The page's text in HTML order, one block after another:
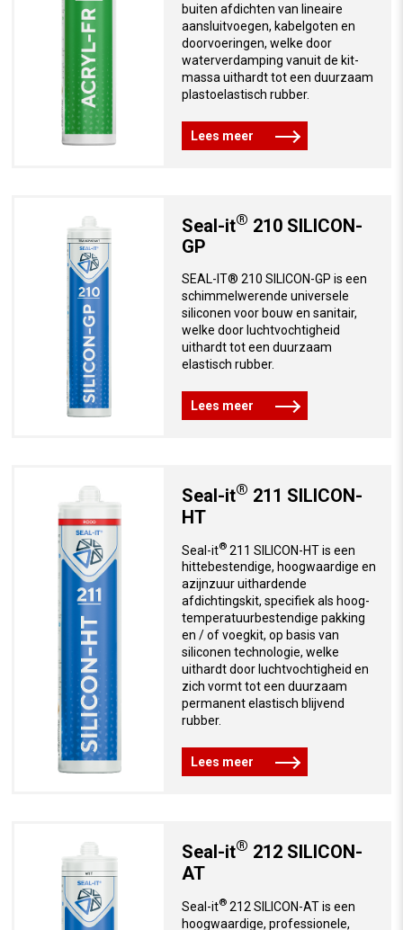
buiten afdichten van lineaire
aansluitvoegen, kabelgoten en
doorvoeringen, welke door
waterverdamping vanuit de kit-
massa uithardt tot een duurzaam
plastoelastisch rubber.
Lees meer
Seal-it® 210 SILICON-
GP
SEAL-IT® 210 SILICON-GP is een
schimmelwerende universele
siliconen voor bouw en sanitair,
welke door luchtvochtigheid
uithardt tot een duurzaam
elastisch rubber.
Lees meer
Seal-it® 211 SILICON-
HT
Seal-it®211 SILICON-HT is een
hittebestendige, hoogwaardige en
azijnzuur uithardende
afdichtingskit, specifiek als hoog-
temperatuurbestendige pakking
en / of voegkit, op basis van
siliconen technologie, welke
uithardt door luchtvochtigheid en
zich vormt tot een duurzaam
permanent elastisch blijvend
rubber.
Lees meer
Seal-it® 212 SILICON-
AT
Seal-it®212 SILICON-AT is een
hoogwaardige, professionele,